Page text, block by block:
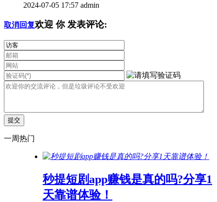
2024-07-05 17:57 admin
取消回复欢迎 你发表评论:
一周热门
秒提短剧app赚钱是真的吗?分享1
天靠谱体验！